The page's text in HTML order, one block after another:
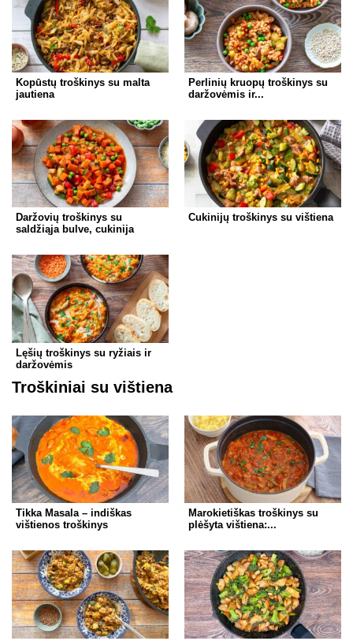
Kopūstų troškinys su malta
jautiena
Perlinių kruopų troškinys su
daržovėmis ir...
Daržovių troškinys su
saldžiąja bulve, cukinija
Cukinijų troškinys su vištiena
Lęšių troškinys su ryžiais ir
daržovėmis
Troškiniai su vištiena
Tikka Masala – indiškas
vištienos troškinys
Marokietiškas troškinys su
plėšyta vištiena:...